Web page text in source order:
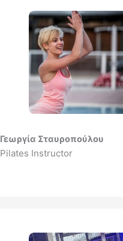
Γεωργία Σταυροπούλου
Pilates Instructor